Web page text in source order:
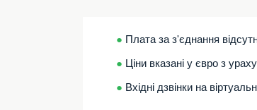
● Плата за з'єднання
● Ціни вказані у євро з
● Вхідні дзвінки на